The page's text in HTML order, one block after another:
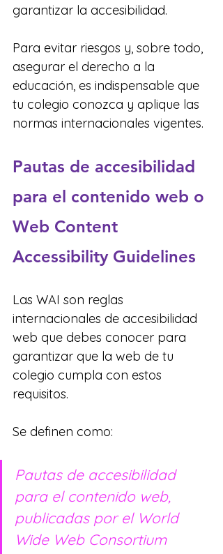
garantizar la accesibilidad.
Para evitar riesgos y, sobre todo,
asegurar el derecho a la
educación, es indispensable que
tu colegio conozca y aplique las
normas internacionales vigentes.
Pautas de accesibilidad
para el contenido web o
Web Content
Accessibility Guidelines
Las WAI son reglas
internacionales de accesibilidad
web que debes conocer para
garantizar que la web de tu
colegio cumpla con estos
requisitos.
Se definen como:
Pautas de accesibilidad
para el contenido web,
publicadas por el World
Wide Web Consortium